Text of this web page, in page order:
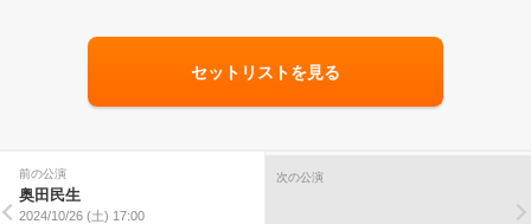
セットリストを見る
前の公演
奥田民生
2024/10/26 (土) 17:00
次の公演